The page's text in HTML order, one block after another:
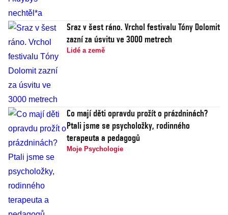
Sraz v šest ráno. Vrchol festivalu Tóny Dolomit
zazní za úsvitu ve 3000 metrech
Lidé a země
Co mají děti opravdu prožít o prázdninách?
Ptali jsme se psycholožky, rodinného
terapeuta a pedagogů
Moje Psychologie